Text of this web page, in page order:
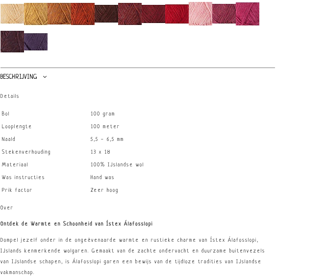
BESCHRIJVING
Details
Bol 100 gram
Looplengte 100 meter
Naald 5,5 - 6,5 mm
Stekenverhouding 13 x 18
Materiaal 100% IJslandse wol
Was instructies Hand was
Prik factor Zeer hoog
Over
Ontdek de Warmte en Schoonheid van Ístex Álafosslopi
Dompel jezelf onder in de ongeëvenaarde warmte en rustieke charme van Ístex Álafosslopi,
IJslands kenmerkende wolgaren. Gemaakt van de zachte ondervacht en duurzame buitenvezels
van IJslandse schapen, is Álafosslopi garen een bewijs van de tijdloze tradities van IJslandse
vakmanschap.